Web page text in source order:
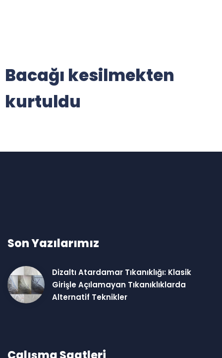
Bacağı kesilmekten
kurtuldu
Son Yazılarımız
Dizaltı Atardamar Tıkanıklığı: Klasik
Girişle Açılamayan Tıkanıklıklarda
Alternatif Teknikler